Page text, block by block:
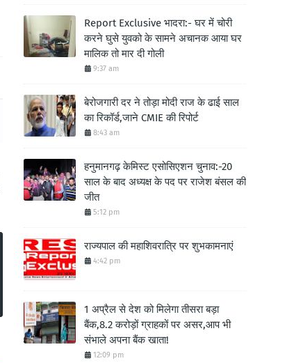
Report Exclusive भादरा:- घर में चोरी
करने घुसे युवको के सामने अचानक आया घर
मालिक तो मार दी गोली
9:37 am
बेरोजगारी दर ने तोड़ा मोदी राज के ढाई साल
का रिकॉर्ड,जाने CMIE की रिपोर्ट
8:43 am
हनुमानगढ़ केमिस्ट एसोसिएशन चुनाव:-20
साल के बाद अध्यक्ष के पद पर राजेश बंसल की
जीत
5:12 pm
राज्यपाल की महाशिवरात्रि पर शुभकामनाएं
4:42 pm
1 अप्रैल से देश को मिलेगा तीसरा बड़ा
बैंक,8.2 करोड़ों ग्राहकों पर असर,आप भी
संभाले अपना बैंक खाता!
12:09 pm